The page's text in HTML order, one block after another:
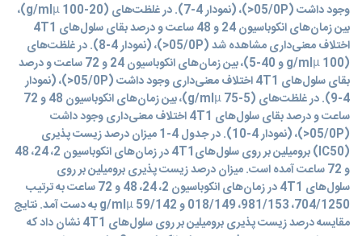
وجود داشت (05/0P<)، (نمودار 4-7). در غلظت‌های (g/mlµ 100-20)،
بین زمان‌های انکوباسیون 24 و 48 ساعت و درصد بقای سلول‌های 4T1
اختلاف معنی‌داری مشاهده شد (05/0P<)، (نمودار 4-8). در غلظت‌های
(g/mlµ 100 و 40-5)، بین زمان‌های انکوباسیون 24 و 72 ساعت و درصد
بقای سلول‌های 4T1 اختلاف معنی‌داری وجود داشت (05/0P<)، (نمودار
4-9). در غلظت‌های (g/mlµ 75-5)، بین زمان‌های انکوباسیون 48 و 72
ساعت و درصد بقای سلول‌های 4T1 اختلاف معنی‌داری وجود داشت
(05/0P<)، (نمودار 4-10). در جدول 4-1 میزان درصد زیست پذیری
(IC50) برومیلین بر روی سلول‌های4T1 در زمان‌های انکوباسیون 2، 24، 48
و 72 ساعت آمده است. میزان درصد زیست پذیری برومیلین بر روی
سلول‌های 4T1 در زمان‌های انکوباسیون 2، 24، 48 و 72 ساعت به ترتیب
704/1250، 981/153، 018/149 و g/mlµ 59/142 به دست آمد. نتایج
مقایسه درصد زیست پذیری برومیلین بر روی سلول‌های 4T1 نشان داد که